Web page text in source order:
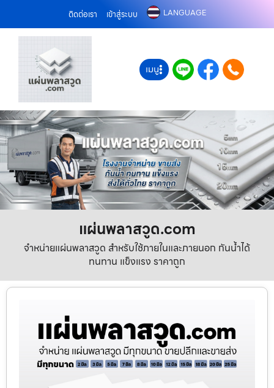
ติดต่อเรา เข้าสู่ระบบ LANGUAGE
เมนู
แผ่นพลาสวูด.com
จำหน่ายแผ่นพลาสวูด สำหรับใช้ภายในและภายนอก กันน้ำได้
ทนทาน แข็งแรง ราคาถูก